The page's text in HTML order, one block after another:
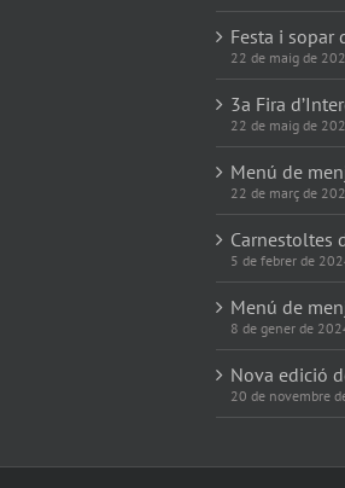
Festa i sopar
22 de maig de
3a Fira
22 de maig de
Menú de
22 de març de
Carnestoltes
5 de febrer de
Menú de
8 de gener de
Nova edició
20 de novembre